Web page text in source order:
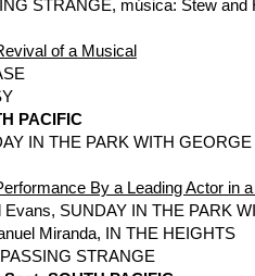
STRANGE, música: Stew and
of a Musical
PACIFIC
IN THE PARK WITH GEORGE
By a Leading Actor in
Evans, SUNDAY IN THE PARK
Miranda, IN THE HEIGHTS
STRANGE